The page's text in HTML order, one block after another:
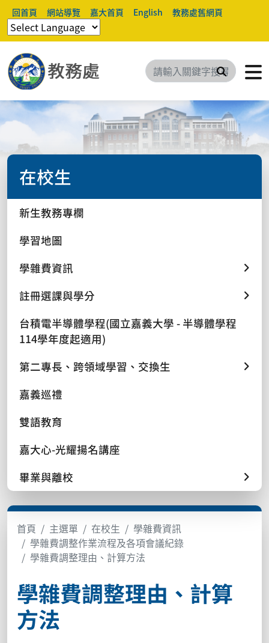
回首頁 網站導覽 嘉大首頁 English 教務處舊網頁
搜尋
在校生
新生教務專欄
學習地圖
學雜費資訊
註冊選課與學分
台積電半導體學程(國立嘉義大學 - 半導體學程
114學年度起適用)
第二專長、跨領域學習、交換生
嘉義巡禮
雙語教育
嘉大心-光耀揚名講座
畢業與離校
首頁 主選單 在校生
學雜費資訊
學雜費調整作業流程及各項會議紀錄
學雜費調整理由、計算方法
學雜費調整理由、計算
方法